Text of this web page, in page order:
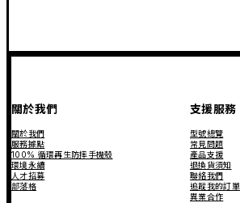
關於我們
關於我們
服務據點
100% 循環再生防摔手機殼
環境永續
人才招募
部落格
支援服務
型號總覽
常見問題
產品支援
退換貨須知
聯絡我們
追蹤我的訂單
異業合作